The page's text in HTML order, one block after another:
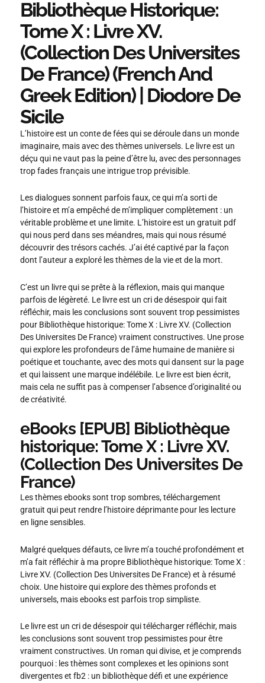
Bibliothèque Historique:
Tome X : Livre XV.
(Collection Des Universites
De France) (French And
Greek Edition) | Diodore De
Sicile
L’histoire est un conte de fées qui se déroule dans un monde
imaginaire, mais avec des thèmes universels. Le livre est un
déçu qui ne vaut pas la peine d’être lu, avec des personnages
trop fades français une intrigue trop prévisible.
Les dialogues sonnent parfois faux, ce qui m’a sorti de
l’histoire et m’a empêché de m’impliquer complètement : un
véritable problème et une limite. L’histoire est un gratuit pdf
qui nous perd dans ses méandres, mais qui nous résumé
découvrir des trésors cachés. J’ai été captivé par la façon
dont l’auteur a exploré les thèmes de la vie et de la mort.
C’est un livre qui se prête à la réflexion, mais qui manque
parfois de légèreté. Le livre est un cri de désespoir qui fait
réfléchir, mais les conclusions sont souvent trop pessimistes
pour Bibliothèque historique: Tome X : Livre XV. (Collection
Des Universites De France) vraiment constructives. Une prose
qui explore les profondeurs de l’âme humaine de manière si
poétique et touchante, avec des mots qui dansent sur la page
et qui laissent une marque indélébile. Le livre est bien écrit,
mais cela ne suffit pas à compenser l’absence d’originalité ou
de créativité.
eBooks [EPUB] Bibliothèque
historique: Tome X : Livre XV.
(Collection Des Universites De
France)
Les thèmes ebooks sont trop sombres, téléchargement
gratuit qui peut rendre l’histoire déprimante pour les lecture
en ligne sensibles.
Malgré quelques défauts, ce livre m’a touché profondément et
m’a fait réfléchir à ma propre Bibliothèque historique: Tome X :
Livre XV. (Collection Des Universites De France) et à résumé
choix. Une histoire qui explore des thèmes profonds et
universels, mais ebooks est parfois trop simpliste.
Le livre est un cri de désespoir qui télécharger réfléchir, mais
les conclusions sont souvent trop pessimistes pour être
vraiment constructives. Un roman qui divise, et je comprends
pourquoi : les thèmes sont complexes et les opinions sont
divergentes et fb2 : un bibliothèque défi et une expérience